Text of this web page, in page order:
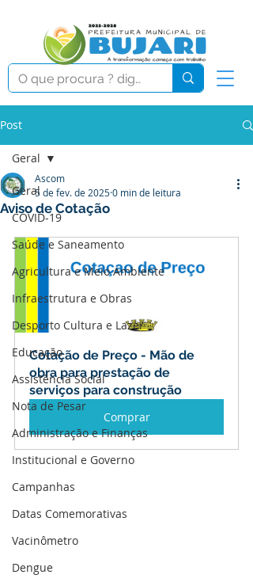
Post
Geral
COVID-19
Saúde e Saneamento
Agricultura e Meio Ambiente
Infraestrutura e Obras
Desporto Cultura e Lazer
Educação
Assistência Social
Nota de Pesar
Administração e Finanças
Institucional e Governo
Campanhas
Datas Comemorativas
Vacinômetro
Dengue
Geral
Aviso de Cotação
Ascom
5 de fev. de 20250 min de leitura
Cotação de Preço - Mão de
obra para prestação de
serviços para construção
Comprar